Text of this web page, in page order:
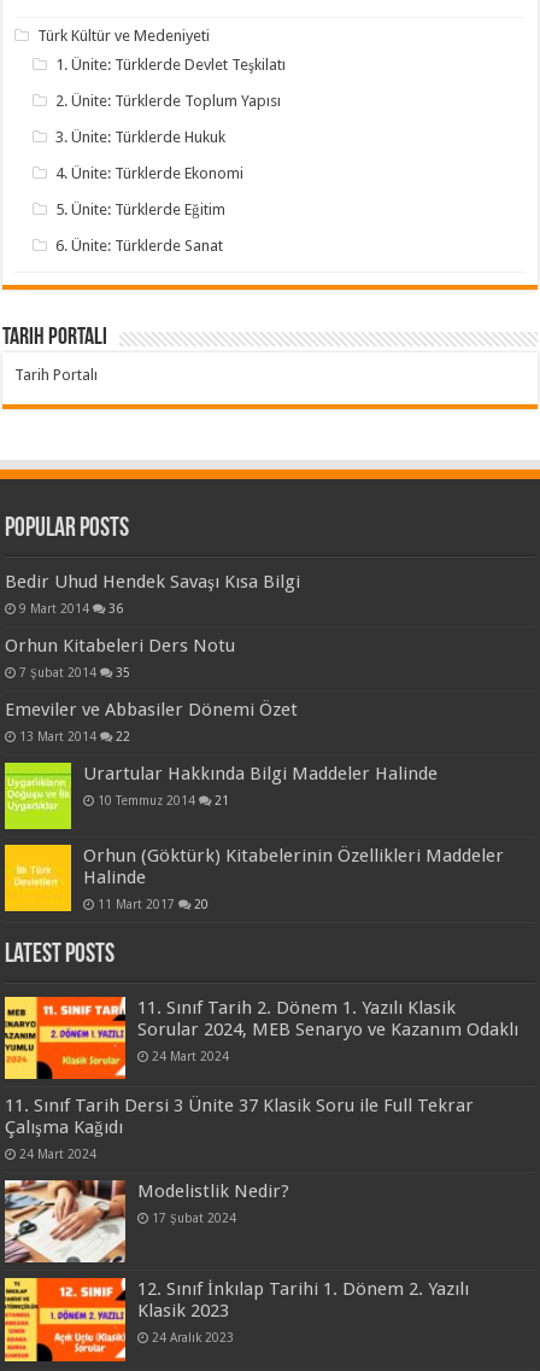
Türk Kültür ve Medeniyeti
1. Ünite: Türklerde Devlet Teşkilatı
2. Ünite: Türklerde Toplum Yapısı
3. Ünite: Türklerde Hukuk
4. Ünite: Türklerde Ekonomi
5. Ünite: Türklerde Eğitim
6. Ünite: Türklerde Sanat
Tarih Portalı
Tarih Portalı
Popular Posts
Bedir Uhud Hendek Savaşı Kısa Bilgi
9 Mart 2014 36
Orhun Kitabeleri Ders Notu
7 Şubat 2014 35
Emeviler ve Abbasiler Dönemi Özet
13 Mart 2014 22
Urartular Hakkında Bilgi Maddeler Halinde
10 Temmuz 2014 21
Orhun (Göktürk) Kitabelerinin Özellikleri Maddeler
Halinde
11 Mart 2017 20
Latest Posts
11. Sınıf Tarih 2. Dönem 1. Yazılı Klasik
Sorular 2024, MEB Senaryo ve Kazanım Odaklı
24 Mart 2024
11. Sınıf Tarih Dersi 3 Ünite 37 Klasik Soru ile Full Tekrar
Çalışma Kağıdı
24 Mart 2024
Modelistlik Nedir?
17 Şubat 2024
12. Sınıf İnkılap Tarihi 1. Dönem 2. Yazılı
Klasik 2023
24 Aralık 2023